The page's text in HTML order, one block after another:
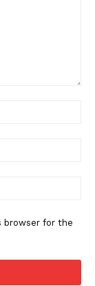
browser for the